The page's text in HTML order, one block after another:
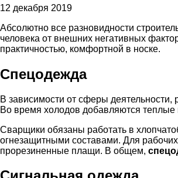
12 декабря 2019
Абсолютно все разновидности
человека от внешних негативных
практичностью, комфортной в носке.
Спецодежда
В зависимости от сферы
Во время холодов добавляются теплые
Сварщики обязаны работать в
огнезащитными составами. Для
прорезиненные плащи. В общем,